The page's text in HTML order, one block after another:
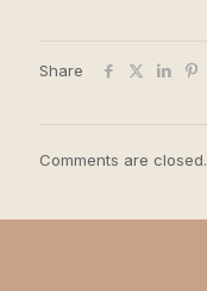
Share
Comments are closed.